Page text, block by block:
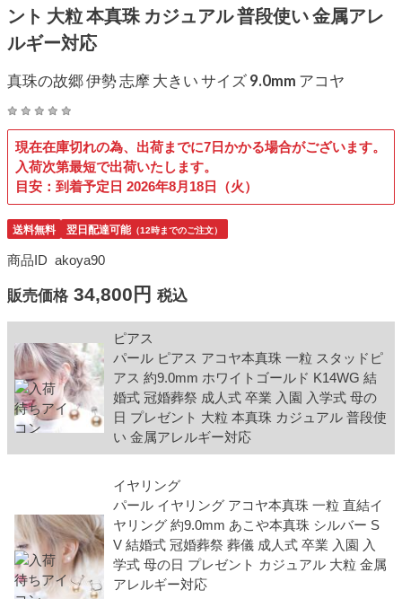
ント 大粒 本真珠 カジュアル 普段使い 金属アレ
ルギー対応
真珠の故郷 伊勢 志摩 大きい サイズ 9.0mm アコヤ
現在在庫切れの為、出荷までに7日かかる場合がございます。
入荷次第最短で出荷いたします。
目安：到着予定日 2026年8月18日（火）
送料無料 翌日配達可能（12時までのご注文）
商品ID akoya90
販売価格 34,800円 税込
ピアス
パール ピアス アコヤ本真珠 一粒 スタッドピ
アス 約9.0mm ホワイトゴールド K14WG 結
婚式 冠婚葬祭 成人式 卒業 入園 入学式 母の
日 プレゼント 大粒 本真珠 カジュアル 普段使
い 金属アレルギー対応
イヤリング
パール イヤリング アコヤ本真珠 一粒 直結イ
ヤリング 約9.0mm あこや本真珠 シルバー S
V 結婚式 冠婚葬祭 葬儀 成人式 卒業 入園 入
学式 母の日 プレゼント カジュアル 大粒 金属
アレルギー対応